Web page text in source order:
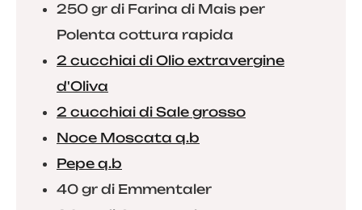
250 gr di Farina di Mais per
Polenta cottura rapida
2 cucchiai di Olio extravergine
d'Oliva
2 cucchiai di Sale grosso
Noce Moscata q.b
Pepe q.b
40 gr di Emmentaler